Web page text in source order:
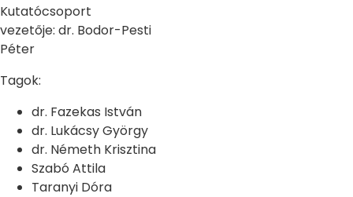
Kutatócsoport
vezetője: dr. Bodor-Pesti
Péter
Tagok:
dr. Fazekas István
dr. Lukácsy György
dr. Németh Krisztina
Szabó Attila
Taranyi Dóra